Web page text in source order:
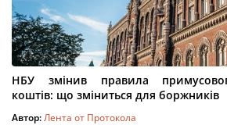
НБУ змінив правила
коштів: що зміниться для боржників
Автор:Лента от Протокола